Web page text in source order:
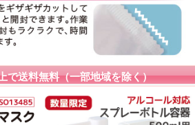
で送料無料（一部地域を除く）